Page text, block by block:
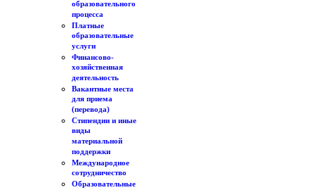
образовательного
процесса
Платные
образовательные
услуги
Финансово-
хозяйственная
деятельность
Вакантные места
для приема
(перевода)
Стипендии и иные
виды
материальной
поддержки
Международное
сотрудничество
Образовательные